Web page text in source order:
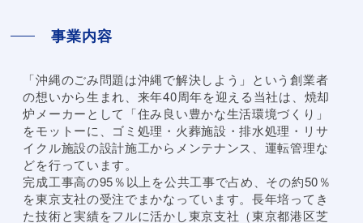
事業内容
「沖縄のごみ問題は沖縄で解決しよう」という創業者
の想いから生まれ、来年40周年を迎える当社は、焼却
炉メーカーとして「住み良い豊かな生活環境づくり」
をモットーに、ゴミ処理・火葬施設・排水処理・リサ
イクル施設の設計施工からメンテナンス、運転管理な
どを行っています。
完成工事高の95％以上を公共工事で占め、その約50％
を東京支社の受注でまかなっています。長年培ってき
た技術と実績をフルに活かし東京支社（東京都港区芝